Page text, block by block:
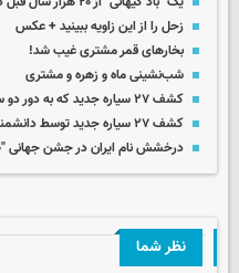
زحل را از این زاویه ببینید + عکس
بخارهای قمر مشتری غیب شد!
شب‌نشینی ماه و زهره و مشتری
کشف ۲۷ سیاره جدید که به دور دو ستاره می‌چرخند
کشف ۲۷ سیاره جدید توسط دانشمندان
درخشش نام ایران در جشن جهانی "۱۰۰ ساعت نجوم"
نظر شما